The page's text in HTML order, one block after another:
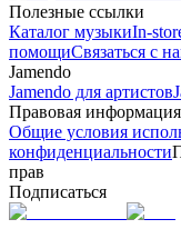
Полезные ссылки
Каталог музыкиIn-
помощиСвязаться с
Jamendo
Jamendo для артистов
Правовая информация
Общие условия
конфиденциальности
прав
Подписаться